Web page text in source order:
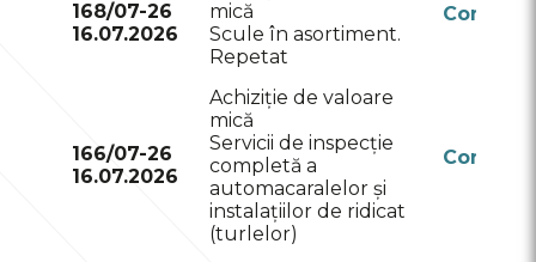
168/07-26
16.07.2026
mică
Scule în asortiment.
Repetat
Conform
166/07-26
16.07.2026
Achiziție de valoare
mică
Servicii de inspecție
completă a
automacaralelor și
instalațiilor de ridicat
(turlelor)
Conform